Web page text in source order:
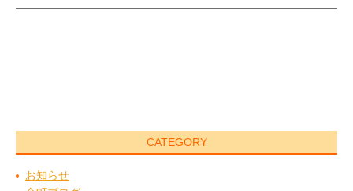
CATEGORY
お知らせ